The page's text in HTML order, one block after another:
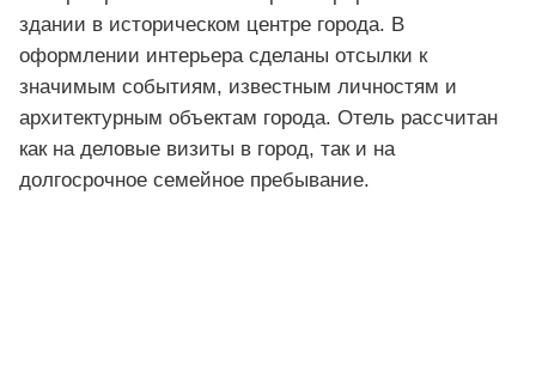
здании в историческом центре города. В
оформлении интерьера сделаны отсылки к
значимым событиям, известным личностям и
архитектурным объектам города. Отель рассчитан
как на деловые визиты в город, так и на
долгосрочное семейное пребывание.